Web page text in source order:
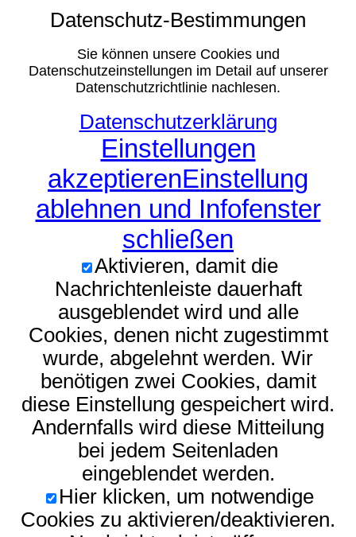
Datenschutz-Bestimmungen
Sie können unsere Cookies und
Datenschutzeinstellungen im Detail auf unserer
Datenschutzrichtlinie nachlesen.
Datenschutzerklärung
Einstellungen
akzeptierenEinstellung
ablehnen und Infofenster
schließen
Aktivieren, damit die
Nachrichtenleiste dauerhaft
ausgeblendet wird und alle
Cookies, denen nicht zugestimmt
wurde, abgelehnt werden. Wir
benötigen zwei Cookies, damit
diese Einstellung gespeichert wird.
Andernfalls wird diese Mitteilung
bei jedem Seitenladen
eingeblendet werden.
Hier klicken, um notwendige
Cookies zu aktivieren/deaktivieren.